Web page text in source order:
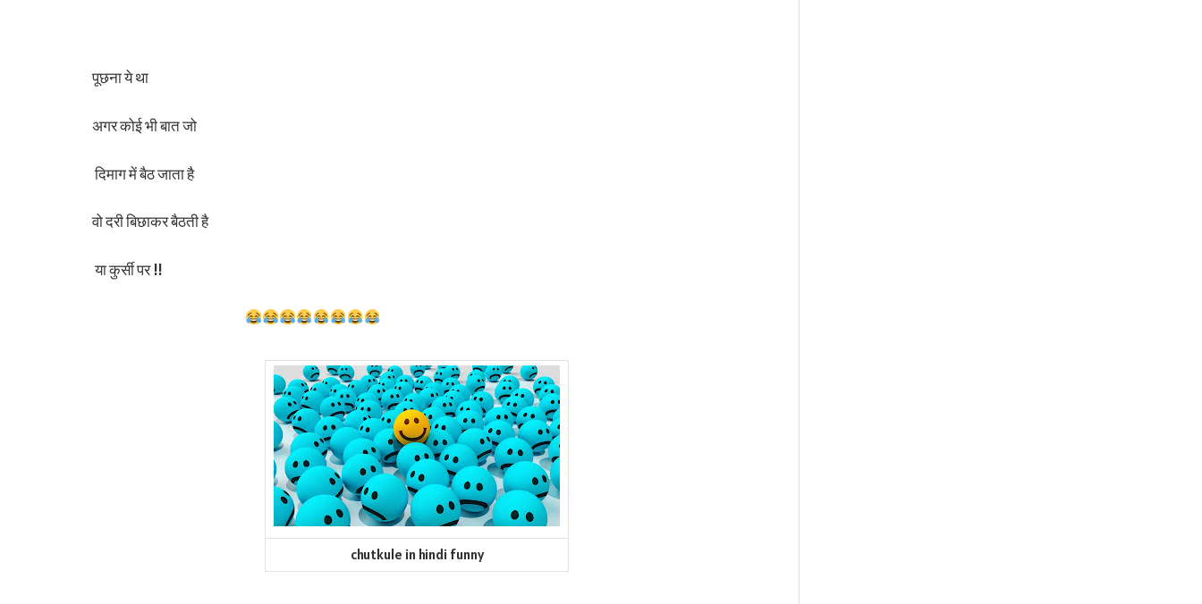
पूछना ये था
अगर कोई भी बात जो
दिमाग में बैठ जाता है
वो दरी बिछाकर बैठती है
या कुर्सी पर !!
chutkule in hindi funny